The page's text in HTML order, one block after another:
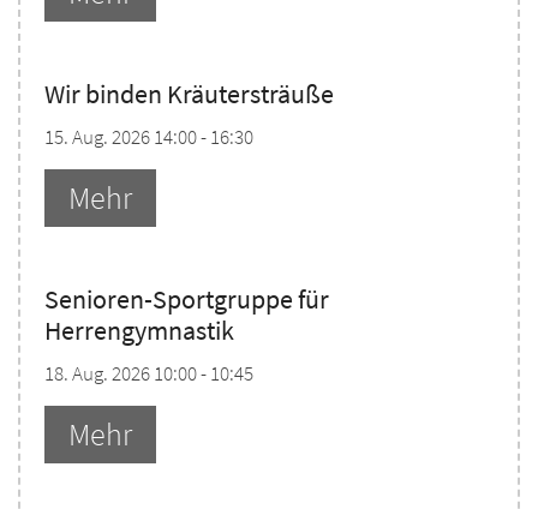
Wir binden Kräutersträuße
15. Aug. 2026 14:00 - 16:30
Mehr
Senioren-Sportgruppe für
Herrengymnastik
18. Aug. 2026 10:00 - 10:45
Mehr